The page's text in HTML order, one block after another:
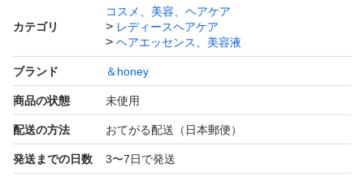
カテゴリ
コスメ、美容、ヘアケア
レディースヘアケア
ヘアエッセンス、美容液
ブランド ＆honey
商品の状態 未使用
配送の方法 おてがる配送（日本郵便）
発送までの日数 3〜7日で発送